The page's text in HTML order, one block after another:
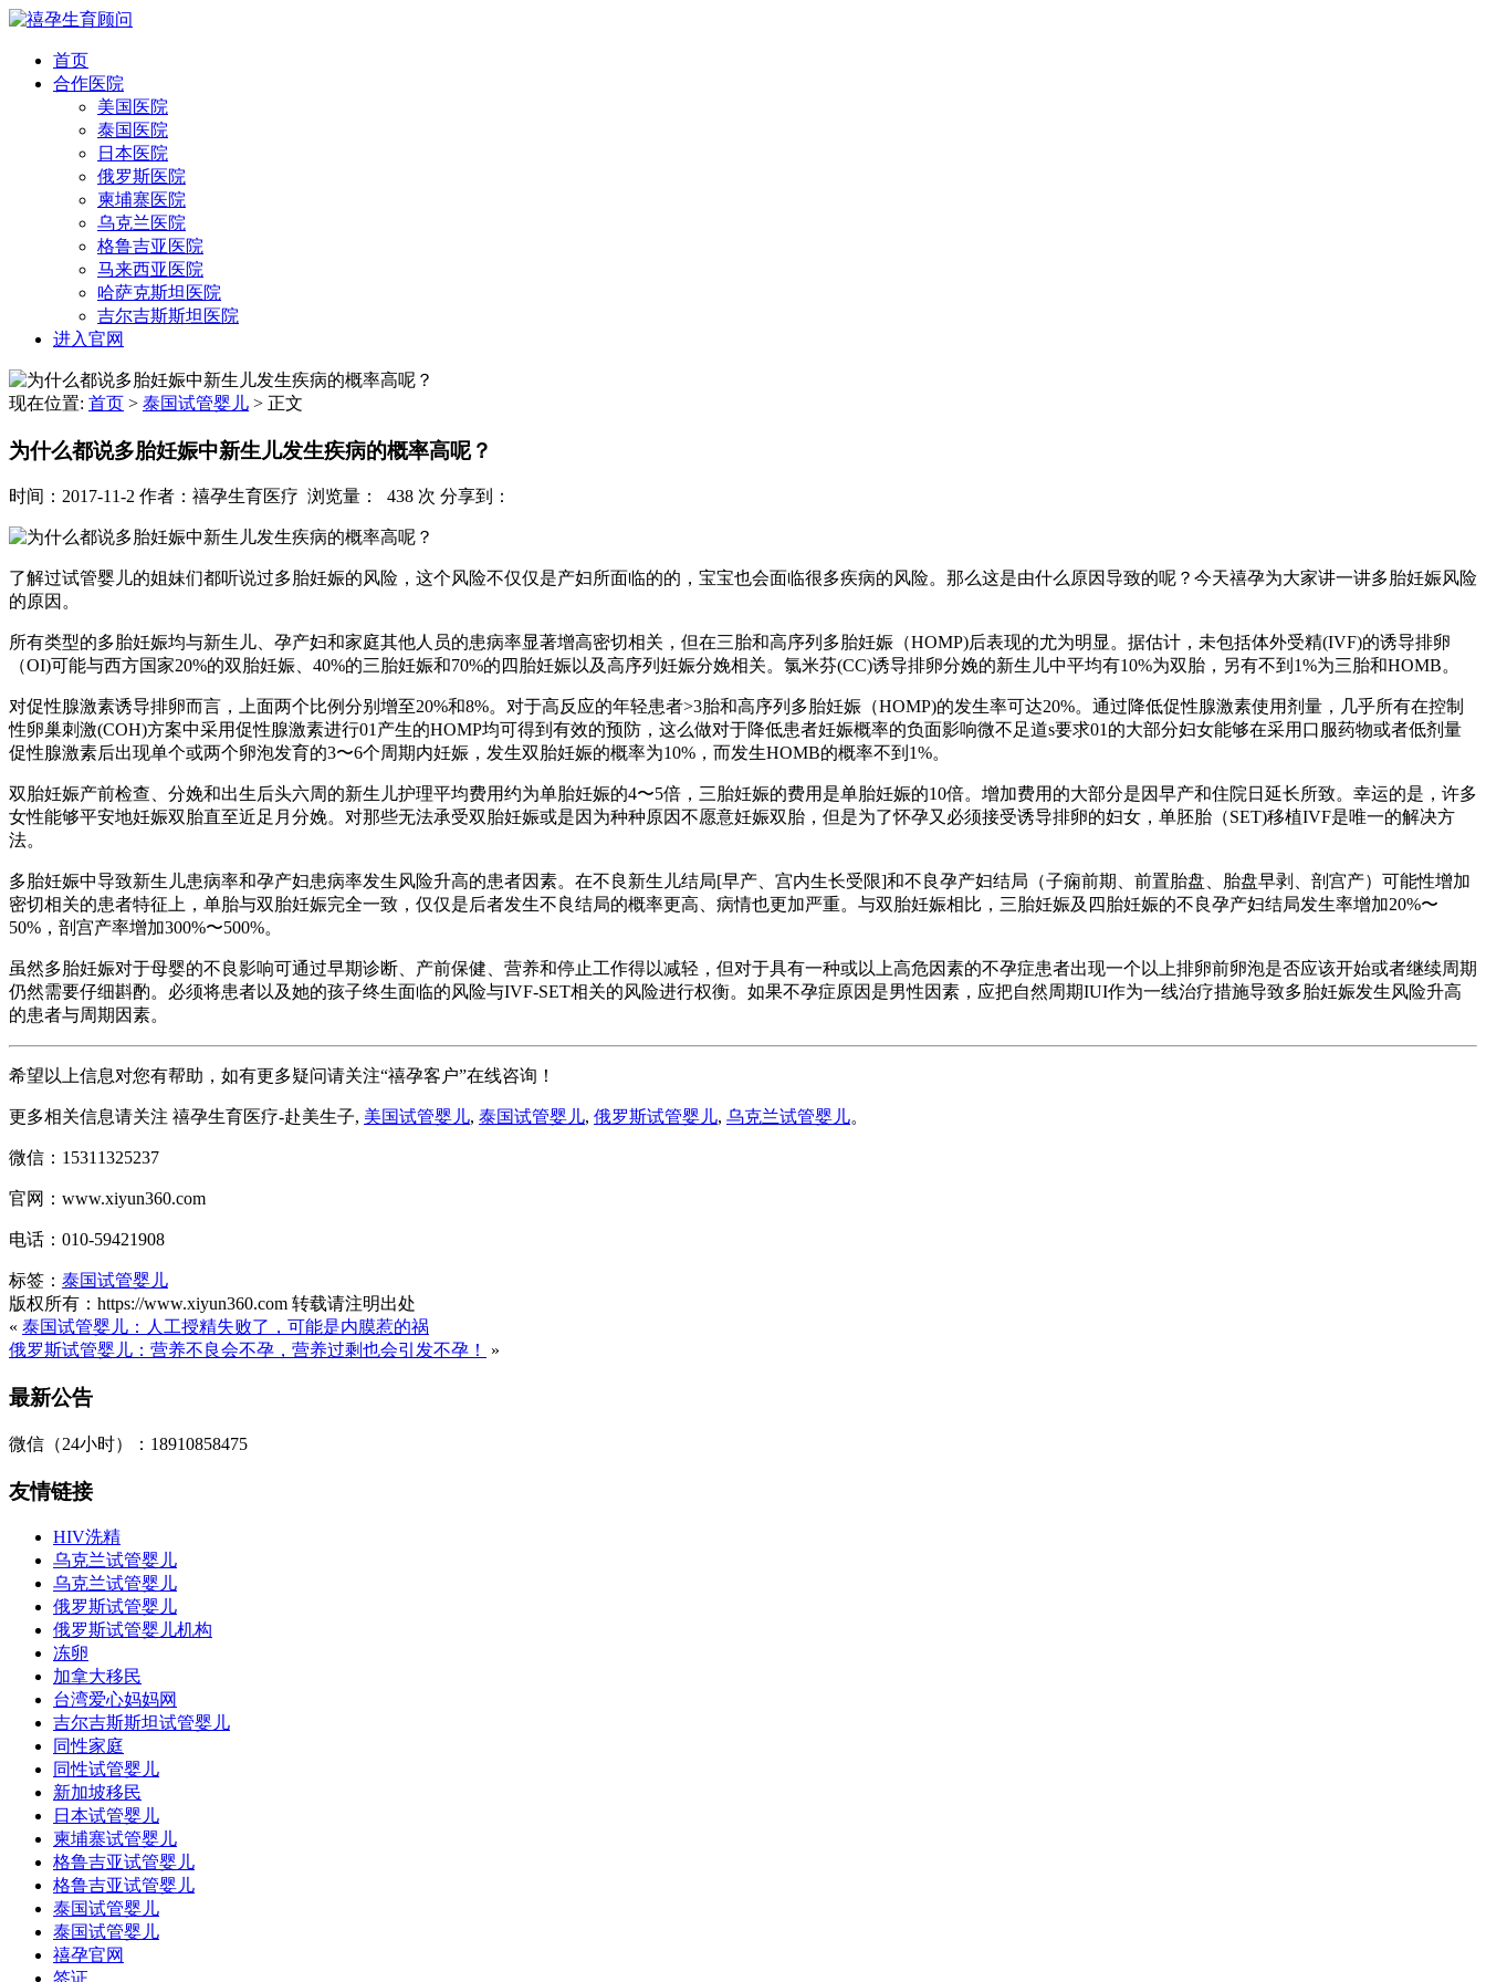
首页
合作医院
美国医院
泰国医院
日本医院
俄罗斯医院
柬埔寨医院
乌克兰医院
格鲁吉亚医院
马来西亚医院
哈萨克斯坦医院
吉尔吉斯斯坦医院
进入官网
现在位置: 首页 > 泰国试管婴儿 > 正文
为什么都说多胎妊娠中新生儿发生疾病的概率高呢？
时间：2017-11-2 作者：禧孕生育医疗 浏览量： 438 次 分享到：
了解过试管婴儿的姐妹们都听说过多胎妊娠的风险，这个风险不仅仅是产妇所面临的的，宝宝也会面临很多疾病的风险。那么这是由什么原因导致的呢？今天禧孕为大家讲一讲多胎妊娠风险
的原因。
所有类型的多胎妊娠均与新生儿、孕产妇和家庭其他人员的患病率显著增高密切相关，但在三胎和高序列多胎妊娠（HOMP)后表现的尤为明显。据估计，未包括体外受精(IVF)的诱导排卵
（OI)可能与西方国家20%的双胎妊娠、40%的三胎妊娠和70%的四胎妊娠以及高序列妊娠分娩相关。氯米芬(CC)诱导排卵分娩的新生儿中平均有10%为双胎，另有不到1%为三胎和HOMB。
对促性腺激素诱导排卵而言，上面两个比例分别增至20%和8%。对于高反应的年轻患者>3胎和高序列多胎妊娠（HOMP)的发生率可达20%。通过降低促性腺激素使用剂量，几乎所有在控制
性卵巢刺激(COH)方案中采用促性腺激素进行01产生的HOMP均可得到有效的预防，这么做对于降低患者妊娠概率的负面影响微不足道s要求01的大部分妇女能够在采用口服药物或者低剂量
促性腺激素后出现单个或两个卵泡发育的3〜6个周期内妊娠，发生双胎妊娠的概率为10%，而发生HOMB的概率不到1%。
双胎妊娠产前检查、分娩和出生后头六周的新生儿护理平均费用约为单胎妊娠的4〜5倍，三胎妊娠的费用是单胎妊娠的10倍。增加费用的大部分是因早产和住院日延长所致。幸运的是，许多
女性能够平安地妊娠双胎直至近足月分娩。对那些无法承受双胎妊娠或是因为种种原因不愿意妊娠双胎，但是为了怀孕又必须接受诱导排卵的妇女，单胚胎（SET)移植IVF是唯一的解决方
法。
多胎妊娠中导致新生儿患病率和孕产妇患病率发生风险升高的患者因素。在不良新生儿结局[早产、宫内生长受限]和不良孕产妇结局（子痫前期、前置胎盘、胎盘早剥、剖宫产）可能性增加
密切相关的患者特征上，单胎与双胎妊娠完全一致，仅仅是后者发生不良结局的概率更高、病情也更加严重。与双胎妊娠相比，三胎妊娠及四胎妊娠的不良孕产妇结局发生率增加20%〜
50%，剖宫产率增加300%〜500%。
虽然多胎妊娠对于母婴的不良影响可通过早期诊断、产前保健、营养和停止工作得以减轻，但对于具有一种或以上高危因素的不孕症患者出现一个以上排卵前卵泡是否应该开始或者继续周期
仍然需要仔细斟酌。必须将患者以及她的孩子终生面临的风险与IVF-SET相关的风险进行权衡。如果不孕症原因是男性因素，应把自然周期IUI作为一线治疗措施导致多胎妊娠发生风险升高
的患者与周期因素。
希望以上信息对您有帮助，如有更多疑问请关注“禧孕客户”在线咨询！
更多相关信息请关注 禧孕生育医疗-赴美生子, 美国试管婴儿, 泰国试管婴儿, 俄罗斯试管婴儿, 乌克兰试管婴儿。
微信：15311325237
官网：www.xiyun360.com
电话：010-59421908
标签： 泰国试管婴儿
版权所有：https://www.xiyun360.com 转载请注明出处
« 泰国试管婴儿：人工授精失败了，可能是内膜惹的祸
俄罗斯试管婴儿：营养不良会不孕，营养过剩也会引发不孕！
»
最新公告
微信（24小时）：18910858475
友情链接
HIV洗精
乌克兰试管婴儿
乌克兰试管婴儿
俄罗斯试管婴儿
俄罗斯试管婴儿机构
冻卵
加拿大移民
台湾爱心妈妈网
吉尔吉斯斯坦试管婴儿
同性家庭
同性试管婴儿
新加坡移民
日本试管婴儿
柬埔寨试管婴儿
格鲁吉亚试管婴儿
格鲁吉亚试管婴儿
泰国试管婴儿
泰国试管婴儿
禧孕官网